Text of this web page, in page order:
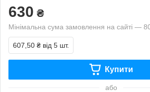
630 ₴
Мінімальна сума замовлення на сайті —
607,50 ₴ від 5 шт.
Купити
або